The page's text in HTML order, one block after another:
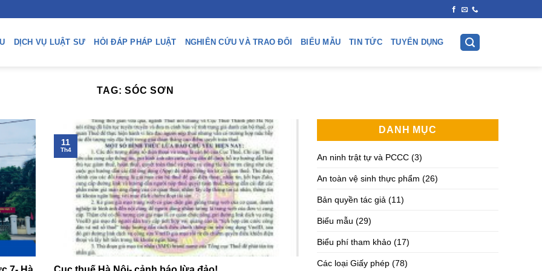
DỊCH VỤ LUẬT SƯ HỎI ĐÁP PHÁP LUẬT NGHIÊN CỨU VÀ TRAO ĐỔI BIỂU MẪU TIN TỨC TUYỂN DỤNG
TAG:SÓC SƠN
11
Th4
DANH MỤC
An ninh trật tự và PCCC (3)
An toàn vệ sinh thực phẩm (26)
Bản quyền tác giả (11)
Biểu mẫu (29)
Biểu phí tham khảo (17)
Các loại Giấy phép (78)